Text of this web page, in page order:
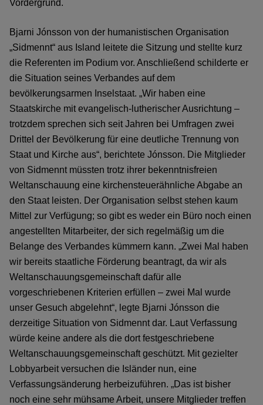
Vordergrund.
Bjarni Jónsson von der humanistischen Organisation
„Sidmennt“ aus Island leitete die Sitzung und stellte kurz
die Referenten im Podium vor. Anschließend schilderte er
die Situation seines Verbandes auf dem
bevölkerungsarmen Inselstaat. „Wir haben eine
Staatskirche mit evangelisch-lutherischer Ausrichtung –
trotzdem sprechen sich seit Jahren bei Umfragen zwei
Drittel der Bevölkerung für eine deutliche Trennung von
Staat und Kirche aus“, berichtete Jónsson. Die Mitglieder
von Sidmennt müssten trotz ihrer bekenntnisfreien
Weltanschauung eine kirchensteuerähnliche Abgabe an
den Staat leisten. Der Organisation selbst stehen kaum
Mittel zur Verfügung; so gibt es weder ein Büro noch einen
angestellten Mitarbeiter, der sich regelmäßig um die
Belange des Verbandes kümmern kann. „Zwei Mal haben
wir bereits staatliche Förderung beantragt, da wir als
Weltanschauungsgemeinschaft dafür alle
vorgeschriebenen Kriterien erfüllen – zwei Mal wurde
unser Gesuch abgelehnt“, legte Bjarni Jónsson die
derzeitige Situation von Sidmennt dar. Laut Verfassung
würde keine andere als die dort festgeschriebene
Weltanschauungsgemeinschaft geschützt. Mit gezielter
Lobbyarbeit versuchen die Isländer nun, eine
Verfassungsänderung herbeizuführen. „Das ist bisher
noch eine sehr mühsame Arbeit, unsere Mitglieder treffen